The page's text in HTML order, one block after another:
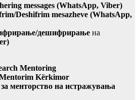
messages (WhatsApp, Viber)
Deshifrim mesazheve (WhatsApp,
дешифрирање на
Mentoring
Kërkimor
менторство на истражувања